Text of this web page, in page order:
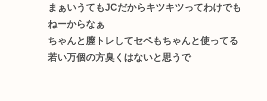
まぁいうてもJCだからキツキツってわけでも
ねーからなぁ
ちゃんと膣トレしてセペもちゃんと使ってる
若い万個の方臭くはないと思うで